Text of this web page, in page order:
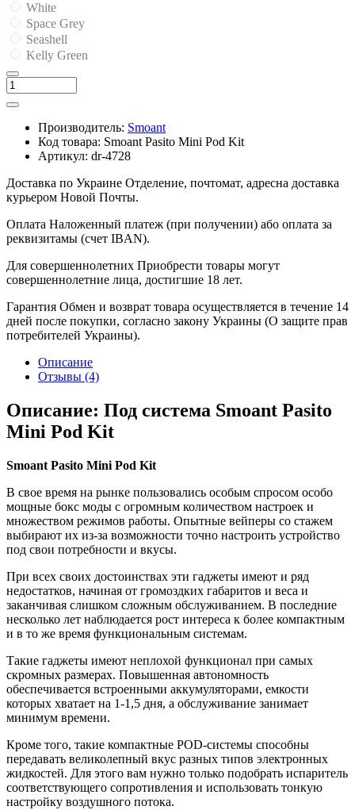
White
Space Grey
Seashell
Kelly Green
Производитель: Smoant
Код товара: Smoant Pasito Mini Pod Kit
Артикул: dr-4728
Доставка по Украине Отделение, почтомат, адресна доставка
курьером Новой Почты.
Оплата Наложенный платеж (при получении) або оплата за
реквизитамы (счет IBAN).
Для совершеннолетних Приобрести товары могут
совершеннолетние лица, достигшие 18 лет.
Гарантия Обмен и возврат товара осуществляется в течение 14
дней после покупки, согласно закону Украины (О защите прав
потребителей Украины).
Описание
Отзывы (4)
Описание: Под система Smoant Pasito
Mini Pod Kit
Smoant Pasito Mini Pod Kit
В свое время на рынке пользовались особым спросом особо
мощные бокс моды с огромным количеством настроек и
множеством режимов работы. Опытные вейперы со стажем
выбирают их из-за возможности точно настроить устройство
под свои потребности и вкусы.
При всех своих достоинствах эти гаджеты имеют и ряд
недостатков, начиная от громоздких габаритов и веса и
заканчивая слишком сложным обслуживанием. В последние
несколько лет наблюдается рост интереса к более компактным
и в то же время функциональным системам.
Такие гаджеты имеют неплохой функционал при самых
скромных размерах. Повышенная автономность
обеспечивается встроенными аккумуляторами, емкости
которых хватает на 1-1,5 дня, а обслуживание занимает
минимум времени.
Кроме того, такие компактные POD-системы способны
передавать великолепный вкус разных типов электронных
жидкостей. Для этого вам нужно только подобрать испаритель
соответствующего сопротивления и использовать тонкую
настройку воздушного потока.